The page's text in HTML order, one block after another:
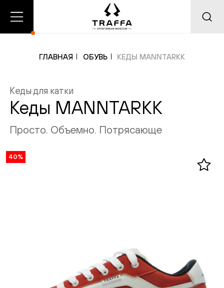
Каталог
О
ГЛАВНАЯ ОБУВЬ КЕДЫ MANNTARKK
40%
Кеды для катки
Кеды MANNTARKK
Просто. Объемно. Потрясающе